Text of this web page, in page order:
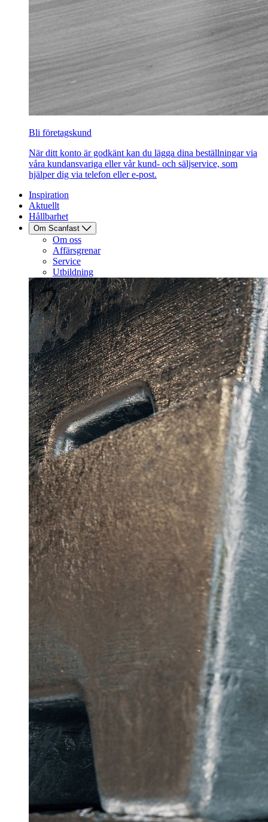
Bli företagskund
När ditt konto är godkänt kan du lägga dina beställningar via
våra kundansvariga eller vår kund- och säljservice, som
hjälper dig via telefon eller e-post.
Inspiration
Aktuellt
Hållbarhet
Om Scanfast
Om oss
Affärsgrenar
Service
Utbildning